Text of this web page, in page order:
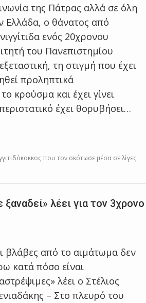
της Πάτρας αλλά σε όλη
Ελλάδα, ο θάνατος από
ενός 20χρονου
του Πανεπιστημίου
τη στιγμή που έχει
προληπτικά
κρούσμα και έχει γίνει
έχει θορυβήσει…
που τον σκότωσε μέσα σε λίγες
λέει για τον 3χρονο
βλάβες από το αιμάτωμα δεν
κατά πόσο είναι
λέει ο Στέλιος
– Στο πλευρό του